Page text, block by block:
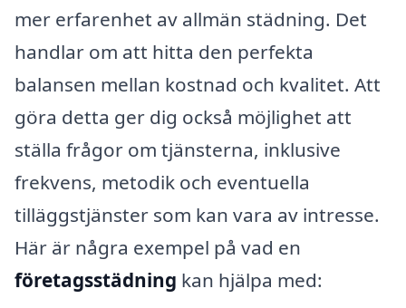
mer erfarenhet av allmän städning. Det
handlar om att hitta den perfekta
balansen mellan kostnad och kvalitet. Att
göra detta ger dig också möjlighet att
ställa frågor om tjänsterna, inklusive
frekvens, metodik och eventuella
tilläggstjänster som kan vara av intresse.
Här är några exempel på vad en
företagsstädning kan hjälpa med: